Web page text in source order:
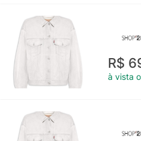
R$
à vista